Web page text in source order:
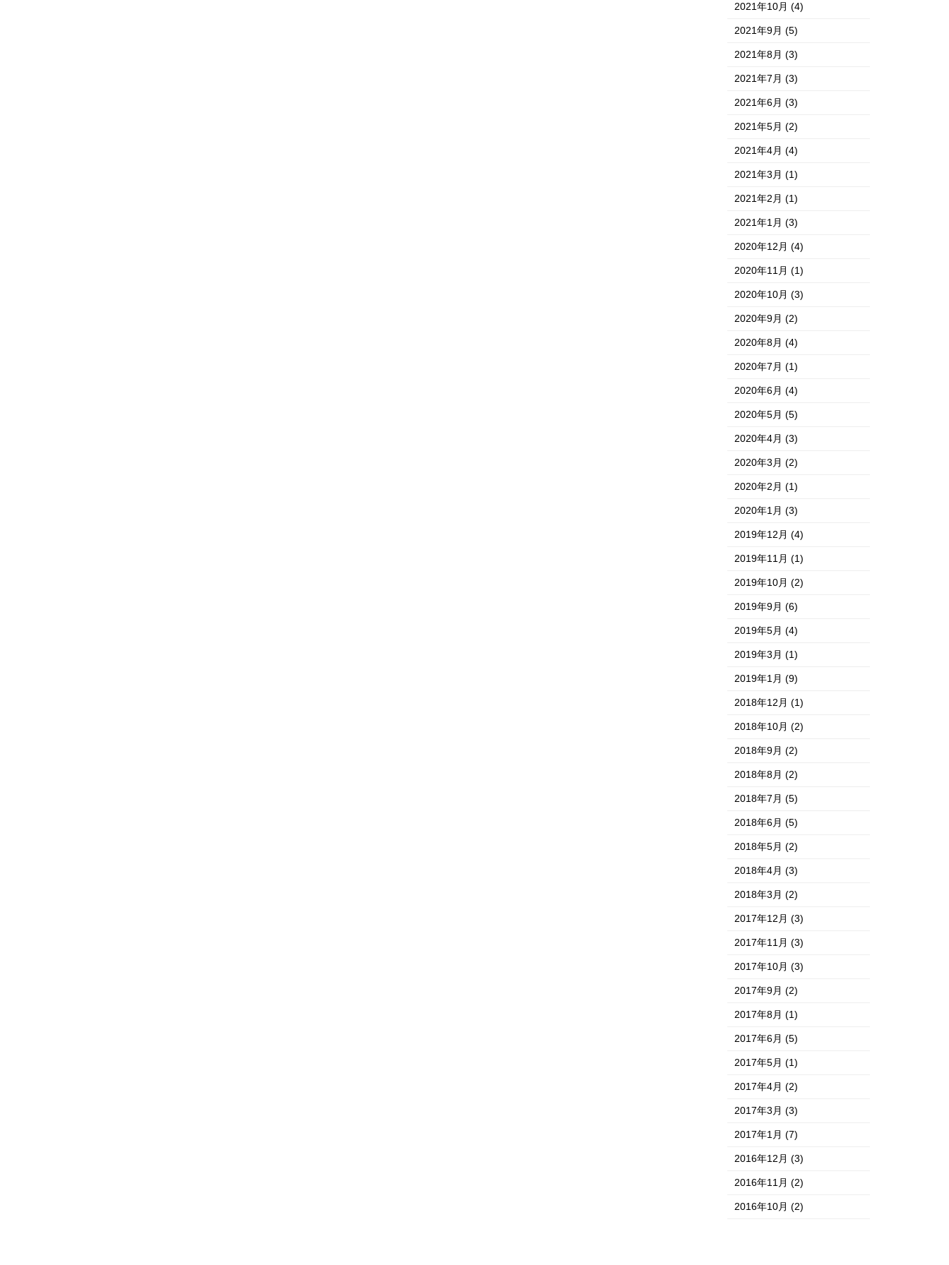
2021年10月(4)
2021年9月(5)
2021年8月(3)
2021年7月(3)
2021年6月(3)
2021年5月(2)
2021年4月(4)
2021年3月(1)
2021年2月(1)
2021年1月(3)
2020年12月(4)
2020年11月(1)
2020年10月(3)
2020年9月(2)
2020年8月(4)
2020年7月(1)
2020年6月(4)
2020年5月(5)
2020年4月(3)
2020年3月(2)
2020年2月(1)
2020年1月(3)
2019年12月(4)
2019年11月(1)
2019年10月(2)
2019年9月(6)
2019年5月(4)
2019年3月(1)
2019年1月(9)
2018年12月(1)
2018年10月(2)
2018年9月(2)
2018年8月(2)
2018年7月(5)
2018年6月(5)
2018年5月(2)
2018年4月(3)
2018年3月(2)
2017年12月(3)
2017年11月(3)
2017年10月(3)
2017年9月(2)
2017年8月(1)
2017年6月(5)
2017年5月(1)
2017年4月(2)
2017年3月(3)
2017年1月(7)
2016年12月(3)
2016年11月(2)
2016年10月(2)